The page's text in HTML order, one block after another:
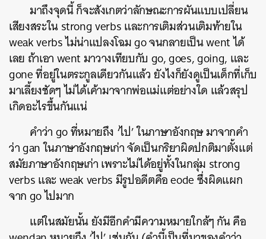
มาถึงจุดนี้ ก็จะสังเกตว่าลักษณะการผันแบบเปลี่ยน
เสียงสระใน strong verbs และการเติมส่วนเติมท้ายใน
weak verbs ไม่น่าแปลงโฉม go จนกลายเป็น went ได้
เลย ถ้าเอา went มาวางเทียบกับ go, goes, going, และ
gone ที่อยู่ในตระกูลเดียวกันแล้ว ยังไงก็ยังดูเป็นเด็กที่เก็บ
มาเลี้ยงชัดๆ ไม่ได้เค้ามาจากพ่อแม่แต่อย่างใด แล้วสรุป
เกิดอะไรขึ้นกันแน่
คำว่า go ที่หมายถึง ‘ไป’ ในภาษาอังกฤษ มาจากคำ
ว่า gan ในภาษาอังกฤษเก่า จัดเป็นกริยาผิดปกติมาตั้งแต่
สมัยภาษาอังกฤษเก่า เพราะไม่ได้อยู่ทั้งในกลุ่ม strong
verbs และ weak verbs มีรูปอดีตคือ eode ซึ่งผิดแผก
จาก go ไปมาก
แต่ในสมัยนั้น ยังมีอีกคำมีความหมายใกล้ๆ กัน คือ